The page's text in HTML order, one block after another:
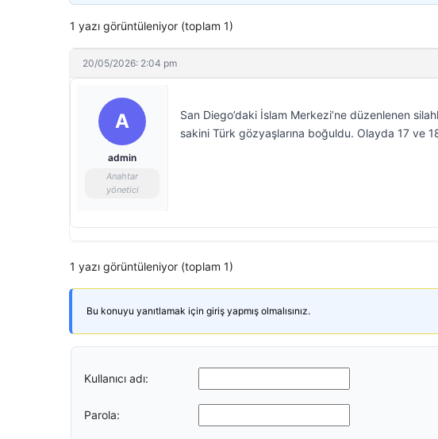
1 yazı görüntüleniyor (toplam 1)
20/05/2026: 2:04 pm
A
admin
Anahtar
yönetici
San Diego’daki İslam Merkezi’ne düzenlenen
sakini Türk gözyaşlarına boğuldu. Olayda 17 ve
1 yazı görüntüleniyor (toplam 1)
Bu konuyu yanıtlamak için giriş yapmış olmalısınız.
Kullanıcı adı:
Parola: